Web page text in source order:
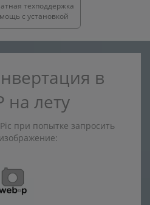
техподдержка
с установкой
в
на лету
при попытке запросить